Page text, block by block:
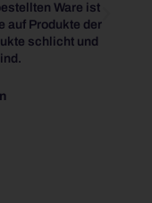
Ware ist
auf Produkte der
schlicht und